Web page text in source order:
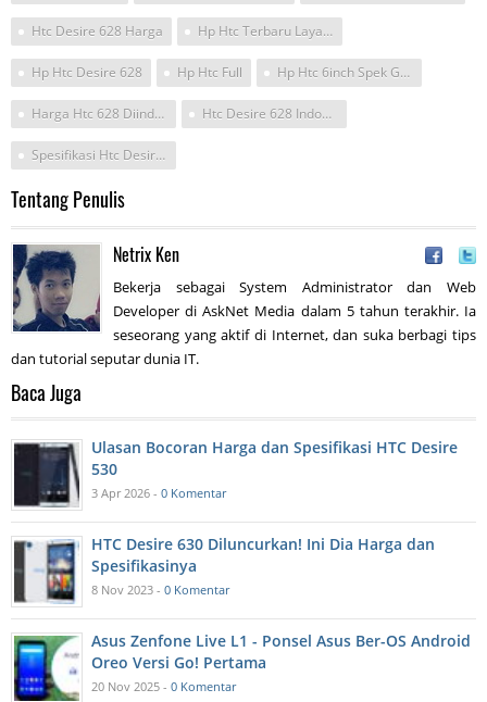
Htc Desire 628 Harga Hp Htc Terbaru Layar Full Hd
Hp Htc Desire 628 Hp Htc Full Hp Htc 6inch Spek Gahar April 2017
Harga Htc 628 Diindonesia 2017 Htc Desire 628 Indonesia
Spesifikasi Htc Desire 628
Tentang Penulis
Netrix Ken
Bekerja sebagai System Administrator dan Web
Developer di AskNet Media dalam 5 tahun terakhir. Ia
seseorang yang aktif di Internet, dan suka berbagi tips
dan tutorial seputar dunia IT.
Baca Juga
Ulasan Bocoran Harga dan Spesifikasi HTC Desire
530
3 Apr 2026 - 0 Komentar
HTC Desire 630 Diluncurkan! Ini Dia Harga dan
Spesifikasinya
8 Nov 2023 - 0 Komentar
Asus Zenfone Live L1 - Ponsel Asus Ber-OS Android
Oreo Versi Go! Pertama
20 Nov 2025 - 0 Komentar